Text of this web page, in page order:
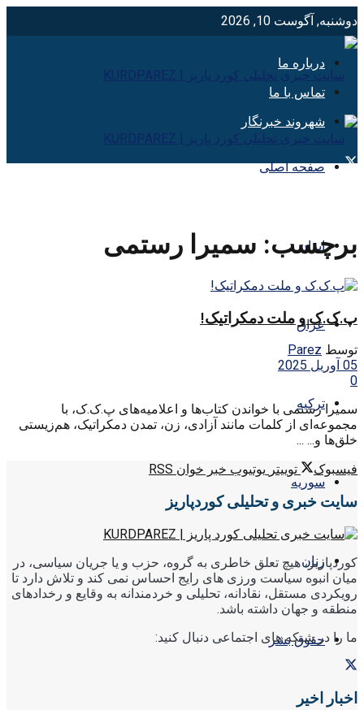
دوشنبه, آگوست 10, 2026
درباره ما
تماس با ما
شهروند خبرنگار
صفحه اصلی
ایران
عراق
ترکیه
سوریه
زنان
حقوق بشر
برچسب: سمیرا رستمی
پ.ک.ک و ملت دمکراتیک!
توسط Parez
05 آوریل 2025
0
سمیرا رستمی با خواندن کتاب‌ها و اعلامیه‌های پ.ک.ک، با
مجموعه‌ای از کلمات مانند آزادی، زن، تمدن دمکراتیک، هم‌زیستی
خلق‌ها و... ...
فیسبوک
توییتر یوتیوب خبر خوان RSS
سایت خبری و تحلیلی کوردپاریز
کوردپاریز، هیچ تعلق خاطری به گروه، حزب و یا جریان سیاسی، در
میان انبوه سیاست ورزی های رایج احساس نمی کند و تلاش دارد تا
رویکردی مستقل، نقادانه، تحلیلی و خردمندانه به وقایع و رخدادهای
منطقه و جهان داشته باشد.
ما را در شبکه های اجتماعی دنبال کنید:
اخبار اخیر